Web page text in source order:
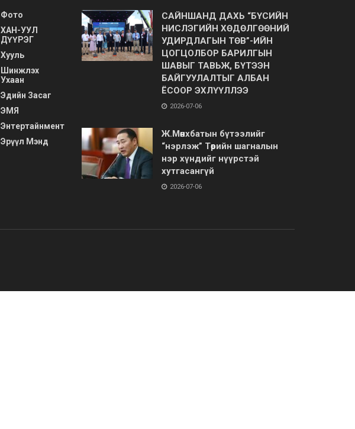
Фото
ХАН-УУЛ
ДҮҮРЭГ
Хууль
Шинжлэх
Ухаан
Эдийн Засаг
ЭМЯ
Энтертайнмент
Эрүүл Мэнд
САЙНШАНД ДАХЬ “БҮСИЙН
НИСЛЭГИЙН ХӨДӨЛГӨӨНИЙ
УДИРДЛАГЫН ТӨВ”-ИЙН
ЦОГЦОЛБОР БАРИЛГЫН
ШАВЫГ ТАВЬЖ, БҮТЭЭН
БАЙГУУЛАЛТЫГ АЛБАН
ЁСООР ЭХЛҮҮЛЛЭЭ
2026-07-06
Ж.Мөнхбатын бүтээлийг
“нэрлэж” Төрийн шагналын
нэр хүндийг нүүрстэй
хутгасангүй
2026-07-06